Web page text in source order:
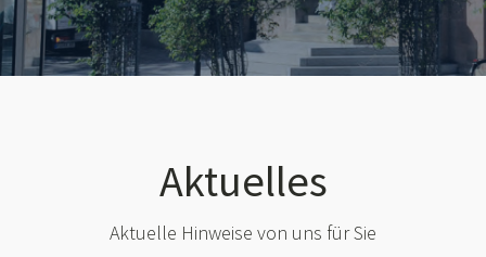
Aktuelles
Aktuelle Hinweise von uns für Sie